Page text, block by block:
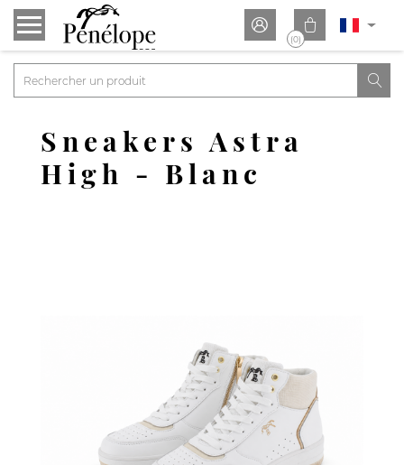
 
(0)

Sneakers Astra
High - Blanc